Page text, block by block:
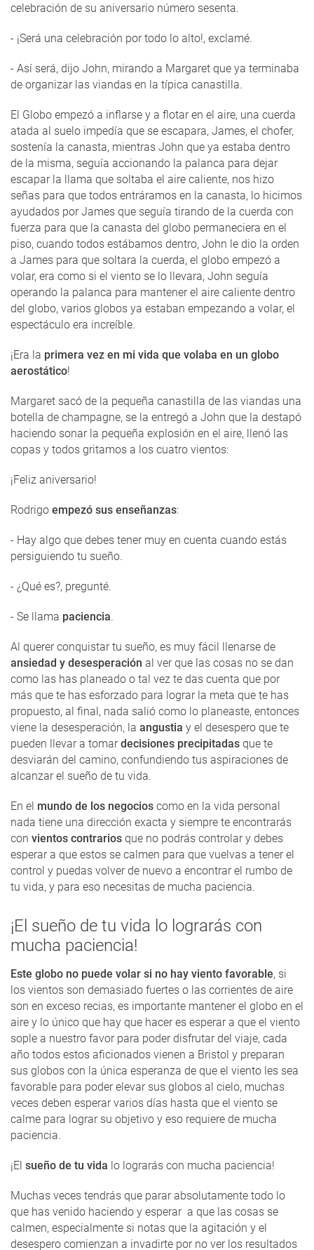
celebración de su aniversario número sesenta.
- ¡Será una celebración por todo lo alto!, exclamé.
- Así será, dijo John, mirando a Margaret que ya terminaba
de organizar las viandas en la típica canastilla.
El Globo empezó a inflarse y a flotar en el aire, una cuerda
atada al suelo impedía que se escapara, James, el chofer,
sostenía la canasta, mientras John que ya estaba dentro
de la misma, seguía accionando la palanca para dejar
escapar la llama que soltaba el aire caliente, nos hizo
señas para que todos entráramos en la canasta, lo hicimos
ayudados por James que seguía tirando de la cuerda con
fuerza para que la canasta del globo permaneciera en el
piso, cuando todos estábamos dentro, John le dio la orden
a James para que soltara la cuerda, el globo empezó a
volar, era como si el viento se lo llevara, John seguía
operando la palanca para mantener el aire caliente dentro
del globo, varios globos ya estaban empezando a volar, el
espectáculo era increíble.
¡Era la primera vez en mi vida que volaba en un globo
aerostático!
Margaret sacó de la pequeña canastilla de las viandas una
botella de champagne, se la entregó a John que la destapó
haciendo sonar la pequeña explosión en el aire, llenó las
copas y todos gritamos a los cuatro vientos:
¡Feliz aniversario!
Rodrigo empezó sus enseñanzas:
- Hay algo que debes tener muy en cuenta cuando estás
persiguiendo tu sueño.
- ¿Qué es?, pregunté.
- Se llama paciencia.
Al querer conquistar tu sueño, es muy fácil llenarse de
ansiedad y desesperación al ver que las cosas no se dan
como las has planeado o tal vez te das cuenta que por
más que te has esforzado para lograr la meta que te has
propuesto, al final, nada salió como lo planeaste, entonces
viene la desesperación, la angustia y el desespero que te
pueden llevar a tomardecisiones precipitadas que te
desviarán del camino, confundiendo tus aspiraciones de
alcanzar el sueño de tu vida.
En el mundo de los negocios como en la vida personal
nada tiene una dirección exacta y siempre te encontrarás
con vientos contrarios que no podrás controlar y debes
esperar a que estos se calmen para que vuelvas a tener el
control y puedas volver de nuevo a encontrar el rumbo de
tu vida, y para eso necesitas de mucha paciencia.
¡El sueño de tu vida lo lograrás con
mucha paciencia!
Este globo no puede volar si no hay viento favorable, si
los vientos son demasiado fuertes o las corrientes de aire
son en exceso recias, es importante mantener el globo en el
aire y lo único que hay que hacer es esperar a que el viento
sople a nuestro favor para poder disfrutar del viaje, cada
año todos estos aficionados vienen a Bristol y preparan
sus globos con la única esperanza de que el viento les sea
favorable para poder elevar sus globos al cielo, muchas
veces deben esperar varios días hasta que el viento se
calme para lograr su objetivo y eso requiere de mucha
paciencia.
¡El sueño de tu vida lo lograrás con mucha paciencia!
Muchas veces tendrás que parar absolutamente todo lo
que has venido haciendo y esperar a que las cosas se
calmen, especialmente si notas que la agitación y el
desespero comienzan a invadirte por no ver los resultados